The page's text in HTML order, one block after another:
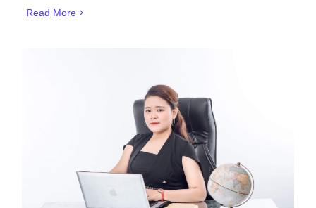
Read More